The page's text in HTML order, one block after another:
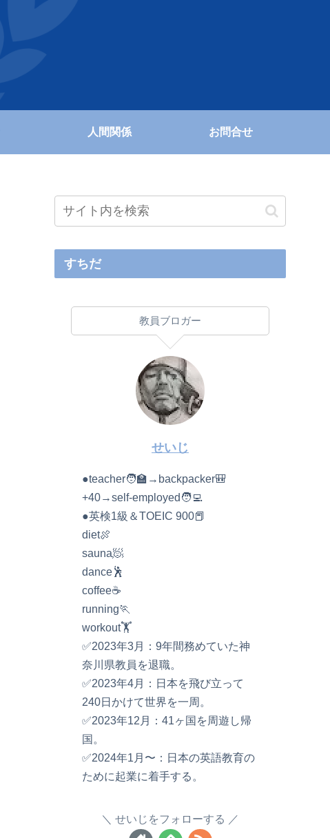
人間関係 お問合せ
すちだ
教員ブロガー
せいじ
●teacher🧑‍🏫→backpacker🎒
+40→self-employed🧑‍💻
●英検1級＆TOEIC 900📕
diet🍖
sauna🧖
dance🕺
coffee☕️
running🏃
workout🏋️
✅2023年3月：9年間務めていた神
奈川県教員を退職。
✅2023年4月：日本を飛び立って
240日かけて世界を一周。
✅2023年12月：41ヶ国を周遊し帰
国。
✅2024年1月〜：日本の英語教育の
ために起業に着手する。
せいじをフォローする